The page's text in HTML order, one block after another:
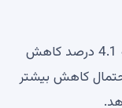
نرخ بیکاری نیز در ماه اوت از 4.2 درصد به 4.1 درصد کاهش
کاهش بیشتر